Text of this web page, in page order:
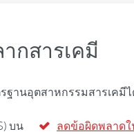
กสารเคมี
านอุตสาหกรรมสารเคมีไ
บน
ลดข้อผิดพลาด